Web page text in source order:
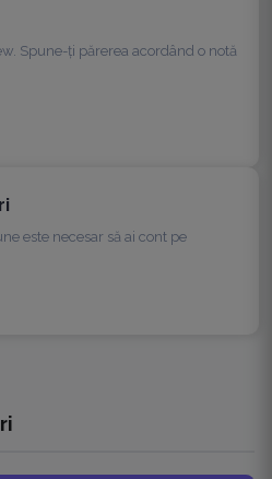
Spune-ți părerea acordând o notă
este necesar să ai cont pe